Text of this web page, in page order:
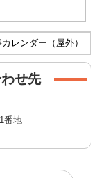
レンダー（屋外）
せ先
番地